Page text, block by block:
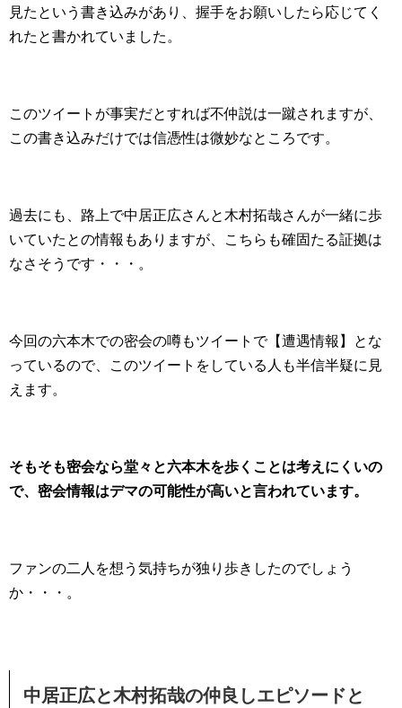
見たという書き込みがあり、握手をお願いしたら応じてく
れたと書かれていました。
このツイートが事実だとすれば不仲説は一蹴されますが、
この書き込みだけでは信憑性は微妙なところです。
過去にも、路上で中居正広さんと木村拓哉さんが一緒に歩
いていたとの情報もありますが、こちらも確固たる証拠は
なさそうです・・・。
今回の六本木での密会の噂もツイートで【遭遇情報】とな
っているので、このツイートをしている人も半信半疑に見
えます。
そもそも密会なら堂々と六本木を歩くことは考えにくいの
で、密会情報はデマの可能性が高いと言われています。
ファンの二人を想う気持ちが独り歩きしたのでしょう
か・・・。
中居正広と木村拓哉の仲良しエピソードと